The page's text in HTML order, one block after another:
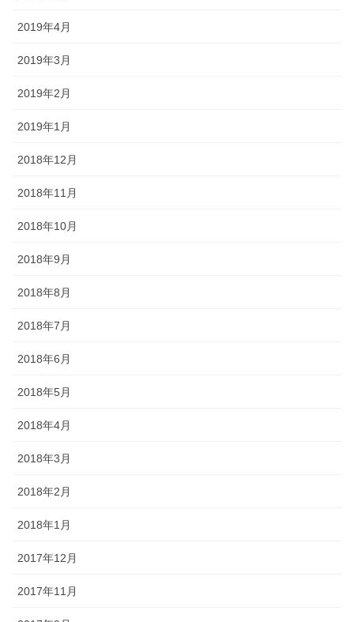
2019年4月
2019年3月
2019年2月
2019年1月
2018年12月
2018年11月
2018年10月
2018年9月
2018年8月
2018年7月
2018年6月
2018年5月
2018年4月
2018年3月
2018年2月
2018年1月
2017年12月
2017年11月